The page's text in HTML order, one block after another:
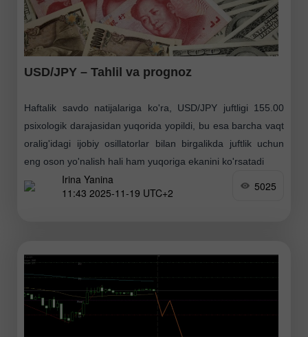
USD/JPY – Tahlil va prognoz
Haftalik savdo natijalariga ko'ra, USD/JPY juftligi 155.00
psixologik darajasidan yuqorida yopildi, bu esa barcha vaqt
oralig'idagi ijobiy osillatorlar bilan birgalikda juftlik uchun
eng oson yo'nalish hali ham yuqoriga ekanini ko'rsatadi
Irina Yanina
11:43 2025-11-19 UTC+2
5025